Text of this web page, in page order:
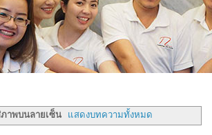
ภาพบนลายเซ็น แสดงบทความทั้งหมด